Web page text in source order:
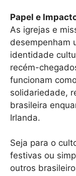
Papel e
As igrejas e
desempenham
identidade
recém-
funcionam
solidariedade,
brasileira
Irlanda.
Seja para o
festivas ou
outros